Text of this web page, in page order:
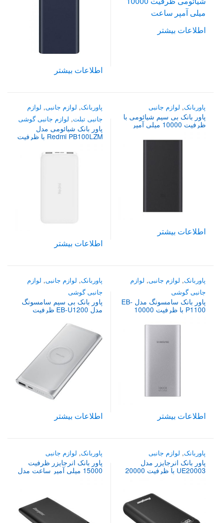
اطلاعات بیشتر
اطلاعات بیشتر
پاوربانک, لوازم جانبی
پاور بانک بی سیم شیائومی با
ظرفیت 10000 میلی آمپر
اطلاعات بیشتر
پاوربانک, لوازم جانبی, لوازم
جانبی تبلت, لوازم جانبی گوشی
پاور بانک شیائومی مدل
Redmi PB100LZM با ظرفیت
اطلاعات بیشتر
پاوربانک, لوازم جانبی, لوازم
جانبی گوشی
پاور بانک سامسونگ مدل EB-
P1100 با ظرفیت 10000
اطلاعات بیشتر
پاوربانک, لوازم جانبی, لوازم
جانبی گوشی
پاور بانک بی سیم سامسونگ
مدل EB-U1200 ظرفیت
اطلاعات بیشتر
پاوربانک, لوازم جانبی
پاور بانک انرجایزر مدل
UE20003 با ظرفیت 20000
پاوربانک, لوازم جانبی
پاور بانک انرجایزر ظرفیت
15000 میلی آمپر ساعت مدل